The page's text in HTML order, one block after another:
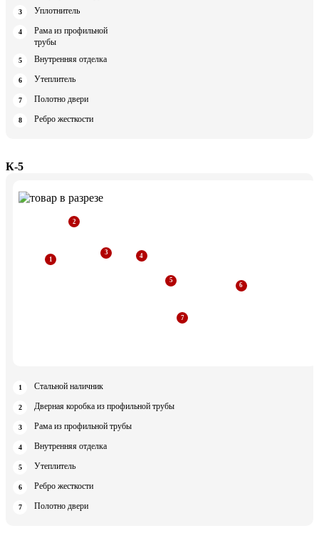
Уплотнитель
Рама из профильной
трубы
Внутренняя отделка
Утеплитель
Полотно двери
Ребро жесткости
К-5
Стальной наличник
Дверная коробка из профильной трубы
Рама из профильной трубы
Внутренняя отделка
Утеплитель
Ребро жесткости
Полотно двери